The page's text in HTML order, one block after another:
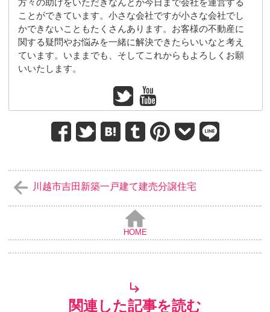
ことができています。小さな会社ですが小さな会社でし
かできないこともたくさんあります。お客様の不動産に
関する疑問やお悩みを一緒に解決できたらいいなと考え
ています。いままでも、そしてこれからもよろしくお願
いいたします。
川越市吉田新築一戸建て建売分譲住宅
HOME
関連した記事を読む